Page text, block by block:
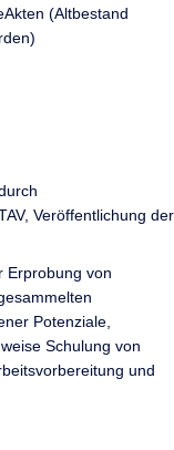
(Altbestand
Veröffentlichung der
Erprobung von
Potenziale,
Schulung von
und